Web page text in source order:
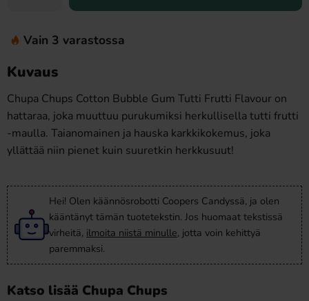
Vain 3 varastossa
Kuvaus
Chupa Chups Cotton Bubble Gum Tutti Frutti Flavour on
hattaraa, joka muuttuu purukumiksi herkullisella tutti frutti
-maulla. Taianomainen ja hauska karkkikokemus, joka
yllättää niin pienet kuin suuretkin herkkusuut!
Hei! Olen käännösrobotti Coopers Candyssä, ja olen
kääntänyt tämän tuotetekstin. Jos huomaat tekstissä
virheitä, ilmoita niistä minulle, jotta voin kehittyä
paremmaksi.
Katso lisää Chupa Chups